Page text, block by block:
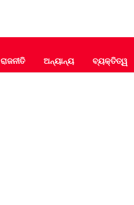
ରାଜନୀତି ଅନ୍ୟାନ୍ୟ ବ୍ୟକ୍ତିତ୍ୱ